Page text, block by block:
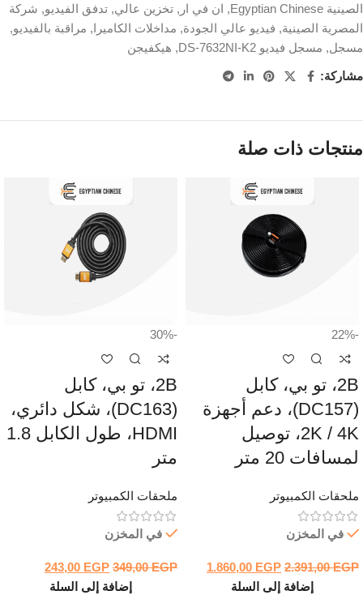
الصينية Egyptian Chinese
, ان في ار , تخزين عالي, تدفق الفيديو, شركة
المصرية الصينية, فيديو عالي الجودة, مداخلات الكاميرا, مراقبة بالفيديو,
مسجل, مسجل فيديو DS-7632NI-K2 , هيكفيجن
مشاركة:
منتجات ذات صلة
-22%
2B، تو بي، كابل
(DC157)، دعم أجهزة
2K / 4K، توصيل
لمسافات 20 متر
ملحقات الكمبيوتر
في المخزن
2.391,00EGP
1.860,00 EGP
إضافة إلى السلة
-30%
2B، تو بي، كابل
(DC163)، شكل دائري،
HDMI، طول الكابل 1.8
متر
ملحقات الكمبيوتر
في المخزن
349,00EGP
243,00 EGP
إضافة إلى السلة